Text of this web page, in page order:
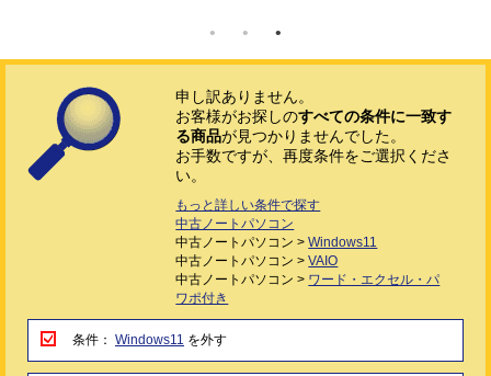
申し訳ありません。
お客様がお探しのすべての条件に一致す
る商品が見つかりませんでした。
お手数ですが、再度条件をご選択くださ
い。
もっと詳しい条件で探す
中古ノートパソコン
中古ノートパソコン >Windows11
中古ノートパソコン >VAIO
中古ノートパソコン > ワード・エクセル・パ
ワポ付き
条件： Windows11 を外す